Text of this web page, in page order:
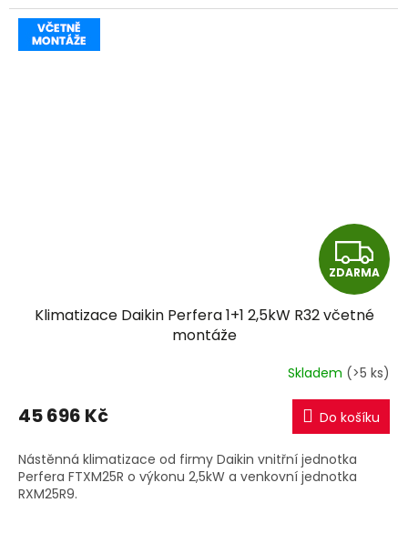
Z
D
A
R
M
A
ZDARMA
Klimatizace Daikin Perfera 1+1 2,5kW R32 včetné
montáže
Skladem (>5 ks)
45 696 Kč Do košíku
Nástěnná klimatizace od firmy Daikin vnitřní jednotka
Perfera FTXM25R o výkonu 2,5kW a venkovní jednotka
RXM25R9.